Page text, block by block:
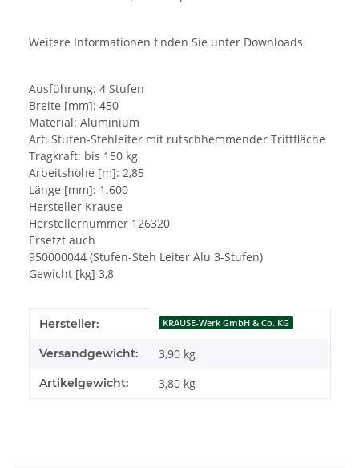
Weitere Informationen finden Sie unter Downloads
Ausführung: 4 Stufen
Breite [mm]: 450
Material: Aluminium
Art: Stufen-Stehleiter mit rutschhemmender Trittfläche
Tragkraft: bis 150 kg
Arbeitshöhe [m]: 2,85
Länge [mm]: 1.600
Hersteller Krause
Herstellernummer 126320
Ersetzt auch
950000044 (Stufen-Steh Leiter Alu 3-Stufen)
Gewicht [kg] 3,8
Produkteigenschaft
Wert
Hersteller: KRAUSE-Werk GmbH & Co. KG
Versandgewicht: 3,90 kg
Artikelgewicht: 3,80 kg